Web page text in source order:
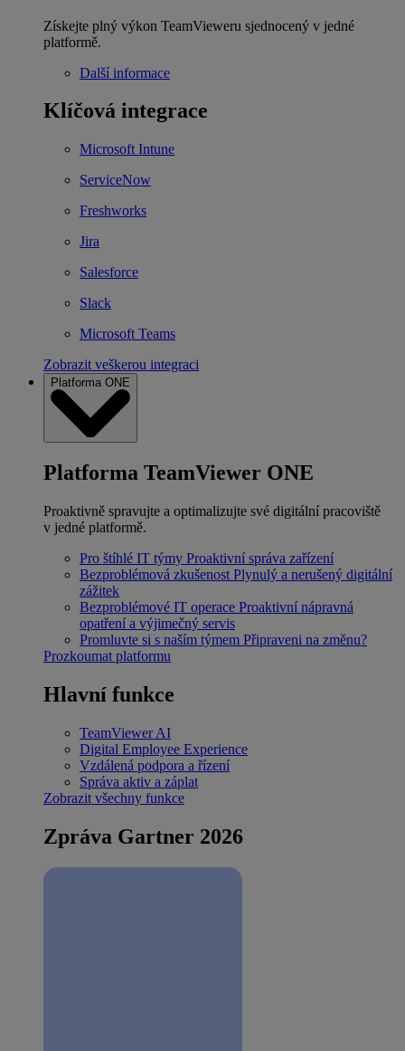
Získejte plný výkon TeamVieweru sjednocený v jedné
platformě.
Další informace
Klíčová integrace
Microsoft Intune
ServiceNow
Freshworks
Jira
Salesforce
Slack
Microsoft Teams
Zobrazit veškerou integraci
Platforma ONE
Platforma TeamViewer ONE
Proaktivně spravujte a optimalizujte své digitální pracoviště
v jedné platformě.
Pro štíhlé IT týmy Proaktivní správa zařízení
Bezproblémová zkušenost Plynulý a nerušený digitální
zážitek
Bezproblémové IT operace Proaktivní nápravná
opatření a výjimečný servis
Promluvte si s naším týmem Připraveni na změnu?
Prozkoumat platformu
Hlavní funkce
TeamViewer AI
Digital Employee Experience
Vzdálená podpora a řízení
Správa aktiv a záplat
Zobrazit všechny funkce
Zpráva Gartner 2026